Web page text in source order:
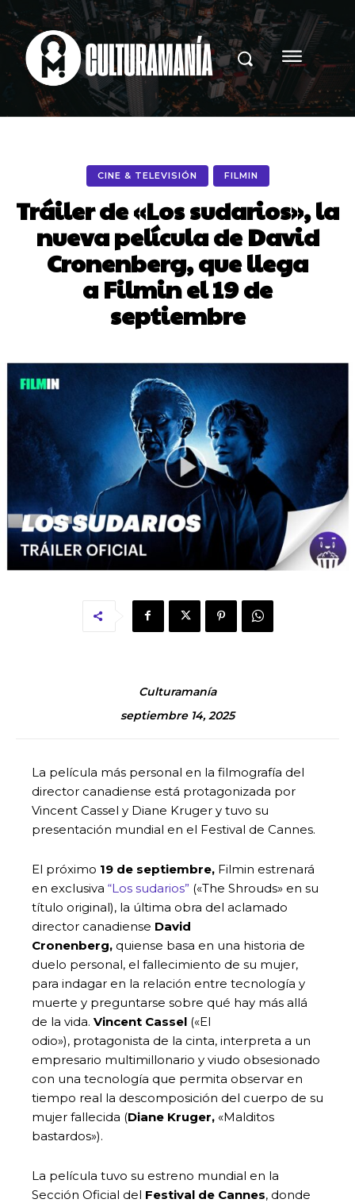
CINE & TELEVISIÓN FILMIN
Tráiler de «Los sudarios», la
nueva película de David
Cronenberg, que llega
a Filmin el 19 de
septiembre
Culturamanía
septiembre 14, 2025
La película más personal en la filmografía del
director canadiense está protagonizada por
Vincent Cassel y Diane Kruger y tuvo su
presentación mundial en el Festival de Cannes.
El próximo 19 de septiembre, Filmin estrenará
en exclusiva “Los sudarios” («The Shrouds» en su
título original), la última obra del aclamado
director canadiense David
Cronenberg, quiense basa en una historia de
duelo personal, el fallecimiento de su mujer,
para indagar en la relación entre tecnología y
muerte y preguntarse sobre qué hay más allá
de la vida. Vincent Cassel («El
odio»), protagonista de la cinta, interpreta a un
empresario multimillonario y viudo obsesionado
con una tecnología que permita observar en
tiempo real la descomposición del cuerpo de su
mujer fallecida (Diane Kruger, «Malditos
bastardos»).
La película tuvo su estreno mundial en la
Sección Oficial del Festival de Cannes, donde